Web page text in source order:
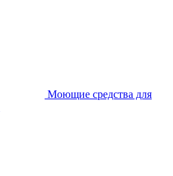
Моющие средства для